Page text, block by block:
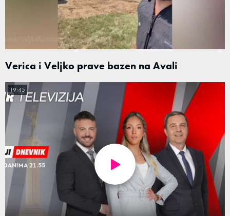
Verica i Veljko prave bazen na Avali
19:45